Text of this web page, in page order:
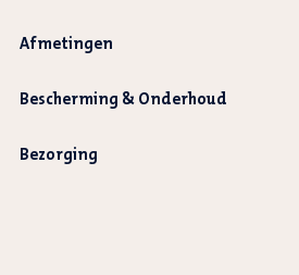
Afmetingen
Bescherming & Onderhoud
Bezorging